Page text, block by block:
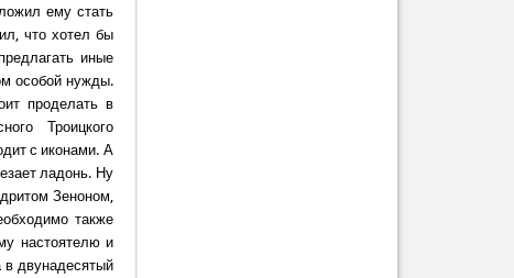
ему стать
что хотел бы
иные
особой нужды.
проделать в
Троицкого
с иконами. А
ладонь. Ну
Зеноном,
также
настоятелю и
в двунадесятый